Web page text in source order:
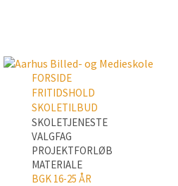
FORSIDE
FRITIDSHOLD
SKOLETILBUD
SKOLETJENESTE
VALGFAG
PROJEKTFORLØB
MATERIALE
BGK 16-25 ÅR